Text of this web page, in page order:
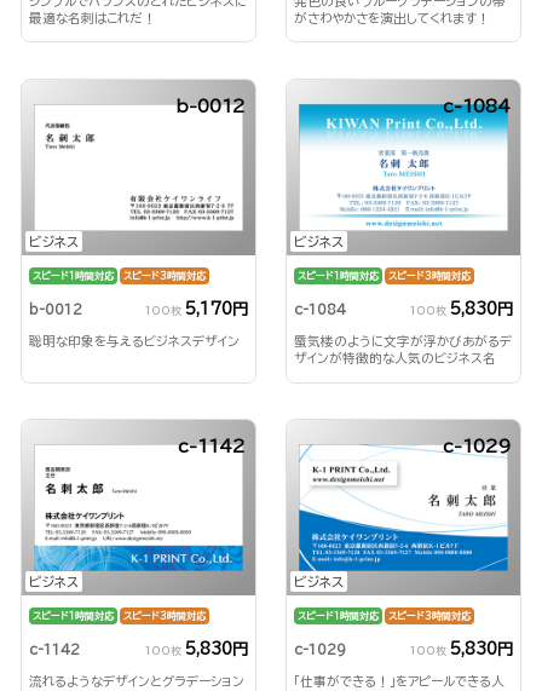
最適な名刺はこれだ！
がさわやかさを演出してくれます！
ビジネス
b-0012
スピード1時間対応 スピード3時間対応
b-0012 100枚 5,170円
聡明な印象を与えるビジネスデザイン
ビジネス
c-1084
スピード1時間対応 スピード3時間対応
c-1084 100枚 5,830円
蜃気楼のように文字が浮かびあがるデ
ザインが特徴的な人気のビジネス名
ビジネス
c-1142
スピード1時間対応 スピード3時間対応
c-1142 100枚 5,830円
流れるようなデザインとグラデーション
ビジネス
c-1029
スピード1時間対応 スピード3時間対応
c-1029 100枚 5,830円
「仕事ができる！」をアピールできる人